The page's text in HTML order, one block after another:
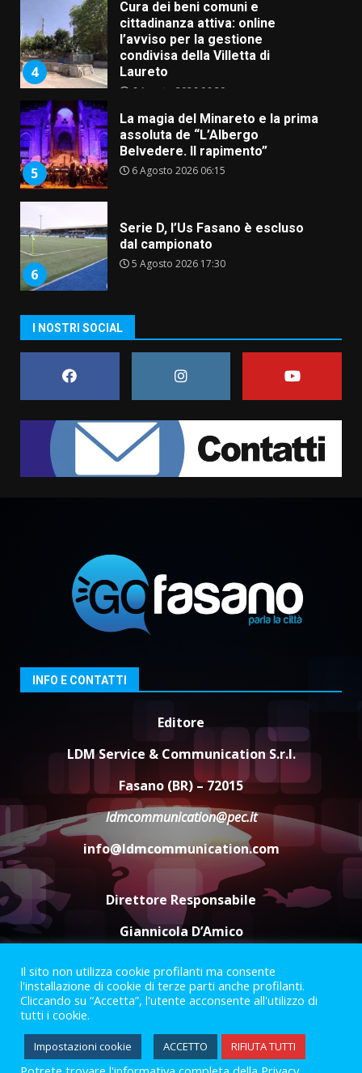
4
Cura dei beni comuni e
cittadinanza attiva: online
l’avviso per la gestione
condivisa della Villetta di
Laureto
6 Agosto 2026 06:20
5
La magia del Minareto e la prima
assoluta de “L’Albergo
Belvedere. Il rapimento”
6 Agosto 2026 06:15
6
Serie D, l’Us Fasano è escluso
dal campionato
5 Agosto 2026 17:30
Truffatori in azione nelle
1
Fasanese ferito a colpi di arma
da fuoco
6 Agosto 2026 18:13
Comune di Fasano
6 Agosto 2026 14:16
3
Grazia Neglia, coordinatrice
cittadina di Fratelli d’Italia,
comunale
Cura dei beni comuni e
cittadinanza attiva: online
l’avviso per la gestione
condivisa della Villetta di
Laureto
6 Agosto 2026 06:20
La magia del Minareto e la prima
assoluta de “L’Albergo
Belvedere. Il rapimento”
6 Agosto 2026 06:15
I NOSTRI SOCIAL
INFO E CONTATTI
Editore
LDM Service & Communication S.r.l.
Fasano (BR) – 72015
ldmcommunication@pec.it
info@ldmcommunication.com
Direttore Responsabile
Giannicola D’Amico
Termini e Condizioni
Privacy Policy
Informazioni Legali
Facebook
Instagram
Youtube
Il sito non utilizza cookie profilanti ma consente
l'installazione di cookie di terze parti anche profilanti.
Cliccando su “Accetta”, l'utente acconsente all'utilizzo di
tutti i cookie.
Impostazioni cookie ACCETTO RIFIUTA TUTTI